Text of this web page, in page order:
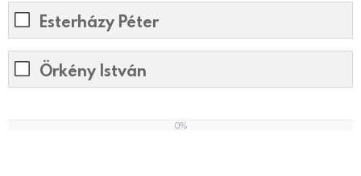
Esterházy Péter
Örkény István
0%